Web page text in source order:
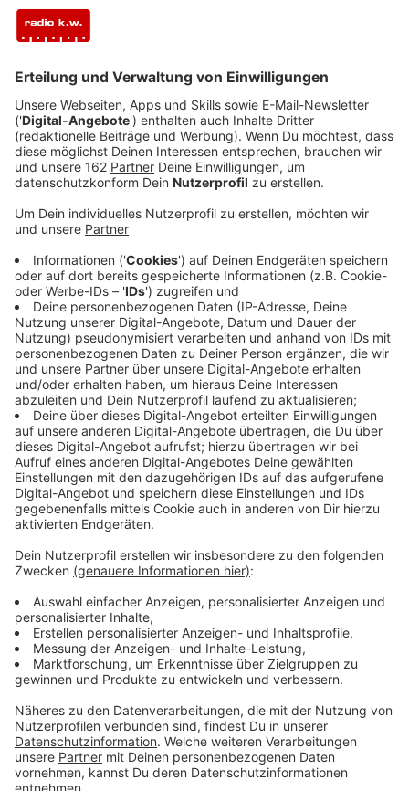
Das Rezept: "Hühnerfrikassee"
Anzeige
Zutaten für das Hühnerfrikassee
1 großes Hähnchen (am besten 1,4 kg)
1 Lorbeerblatt
1 TL schwarze Pfefferkörner
Salz
125g Erbsen (TK)
125g Zuckerschoten
250g weiße Champignons (klein)
60g Butter
70g Mehl
100 ml trockener Weißwein
2 Eigelb
200g Schlagsahne
2 El Kapern
Pfeffer (frisch gemahlen)
Zitronensaft
Und so bereitet ihr das Essen zu
Anzeige
Wir benötigen Ihre
Zustimmung, um den YouTube
Video-Service zu laden!